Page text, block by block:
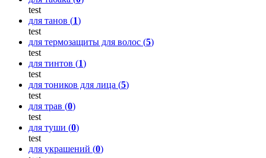
test
для танов (1)
test
для термозащиты для волос (5)
test
для тинтов (1)
test
для тоников для лица (5)
test
для трав (0)
test
для туши (0)
test
для украшений (0)